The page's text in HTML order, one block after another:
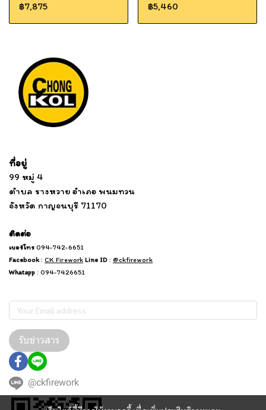
฿7,875
฿5,460
ที่อยู่
99 หมู่ 4
ตำบล รางหวาย อำเภอ พนมทวน
จังหวัด กาญจนบุรี 71170
ติดต่อ
เบอร์โทร 094-742-6651
Facebook: CK Firework Line ID : @ckfirework
Whatapp : 094-7426651
รับข่าวสาร
@ckfirework